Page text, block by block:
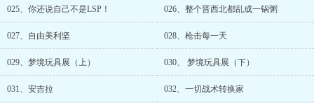
025、你还说自己不是LSP！ 026、整个晋西北都乱成一锅粥
027、自由美利坚 028、枪击每一天
029、梦境玩具展（上） 030、 梦境玩具展（下）
031、安吉拉 032、一切战术转换家